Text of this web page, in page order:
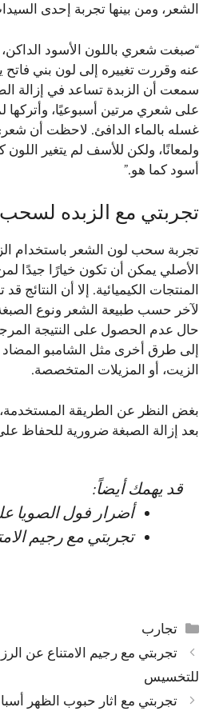
الشعر، ومن بينها تجربة إحدى
“صبغت شعري باللون الأسود
عنه وقررت تغييره إلى لون بني
سمعت أن الزبدة تساعد في إزالة
على شعري مرتين أسبوعيًا، وأتركها
غسله بالماء الدافئ. لاحظت أن
ولمعانًا، ولكن للأسف لم يتغير
أسود كما هو.”
تجربتي مع الزبده
تجربة سحب لون الشعر باستخدام
الأصلي يمكن أن تكون خيارًا جيدًا
المنتجات الكيميائية. إلا أن
لآخر حسب طبيعة الشعر ونوع
حال عدم الحصول على النتيجة
إلى طرق أخرى مثل الشامبو
الزيت، أو المزيلات المتخصصة.
بغض النظر عن الطريقة المستخدمة،
بعد إزالة الصبغة ضرورية للحفاظ
قد يهمك أيضاً:
أضرار فول الصويا
تجربتي مع رجيم
التصنيفات
تجارب
للتخسيس
تجربتي مع اثار حبوب الظهر